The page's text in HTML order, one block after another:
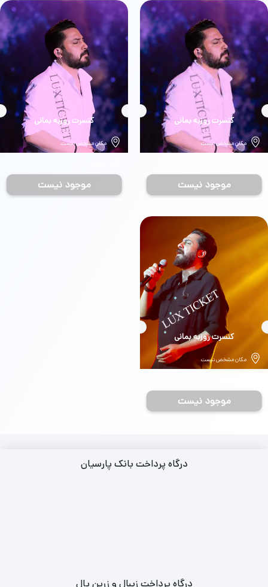
بلیط
کنسرت روزبه بمانی
مکان مشخص نیست
موجود نیست
بلیط
کنسرت روزبه بمانی
مکان مشخص نیست
موجود نیست
بلیط
کنسرت روزبه بمانی
مکان مشخص نیست
موجود نیست
درگاه پرداخت بانک پارسیان
درگاه پرداخت زیبال و زرین پال